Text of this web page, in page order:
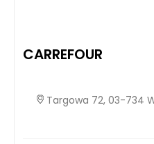
CARREFOUR
Targowa 72, 03-734